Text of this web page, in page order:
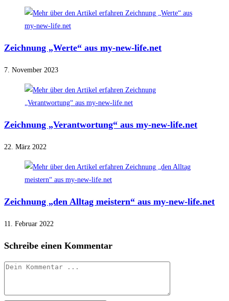
Zeichnung „Werte“ aus my-new-life.net
7. November 2023
Zeichnung „Verantwortung“ aus my-new-life.net
22. März 2022
Zeichnung „den Alltag meistern“ aus my-new-life.net
11. Februar 2022
Schreibe einen Kommentar
Kommentieren